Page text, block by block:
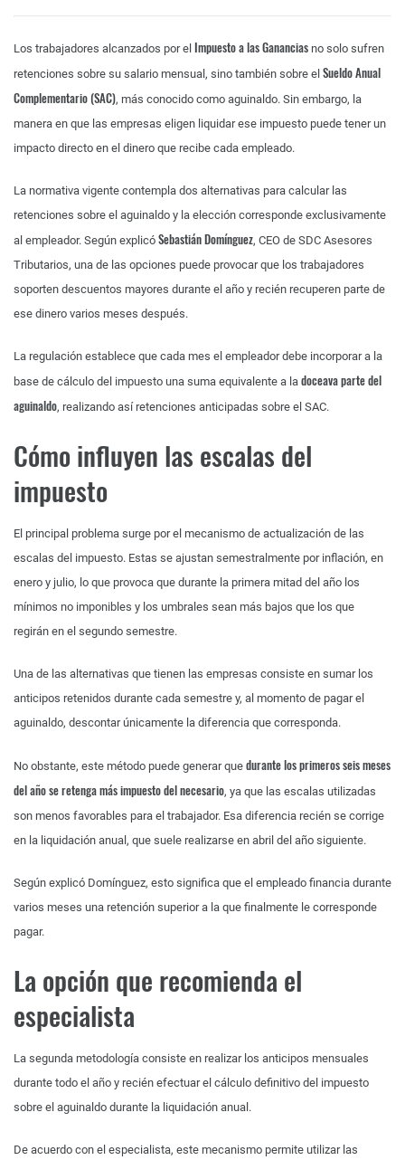
Los trabajadores alcanzados por el Impuesto a las Ganancias no solo sufren
retenciones sobre su salario mensual, sino también sobre el Sueldo Anual
Complementario (SAC), más conocido como aguinaldo. Sin embargo, la
manera en que las empresas eligen liquidar ese impuesto puede tener un
impacto directo en el dinero que recibe cada empleado.
La normativa vigente contempla dos alternativas para calcular las
retenciones sobre el aguinaldo y la elección corresponde exclusivamente
al empleador. Según explicó Sebastián Domínguez, CEO de SDC Asesores
Tributarios, una de las opciones puede provocar que los trabajadores
soporten descuentos mayores durante el año y recién recuperen parte de
ese dinero varios meses después.
La regulación establece que cada mes el empleador debe incorporar a la
base de cálculo del impuesto una suma equivalente a la doceava parte del
aguinaldo, realizando así retenciones anticipadas sobre el SAC.
Cómo influyen las escalas del
impuesto
El principal problema surge por el mecanismo de actualización de las
escalas del impuesto. Estas se ajustan semestralmente por inflación, en
enero y julio, lo que provoca que durante la primera mitad del año los
mínimos no imponibles y los umbrales sean más bajos que los que
regirán en el segundo semestre.
Una de las alternativas que tienen las empresas consiste en sumar los
anticipos retenidos durante cada semestre y, al momento de pagar el
aguinaldo, descontar únicamente la diferencia que corresponda.
No obstante, este método puede generar que durante los primeros seis meses
del año se retenga más impuesto del necesario, ya que las escalas utilizadas
son menos favorables para el trabajador. Esa diferencia recién se corrige
en la liquidación anual, que suele realizarse en abril del año siguiente.
Según explicó Domínguez, esto significa que el empleado financia durante
varios meses una retención superior a la que finalmente le corresponde
pagar.
La opción que recomienda el
especialista
La segunda metodología consiste en realizar los anticipos mensuales
durante todo el año y recién efectuar el cálculo definitivo del impuesto
sobre el aguinaldo durante la liquidación anual.
De acuerdo con el especialista, este mecanismo permite utilizar las